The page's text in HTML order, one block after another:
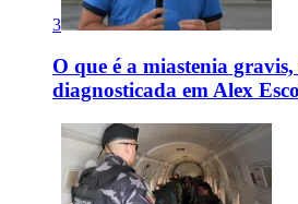
3
O que é a miastenia gravis,
diagnosticada em Alex